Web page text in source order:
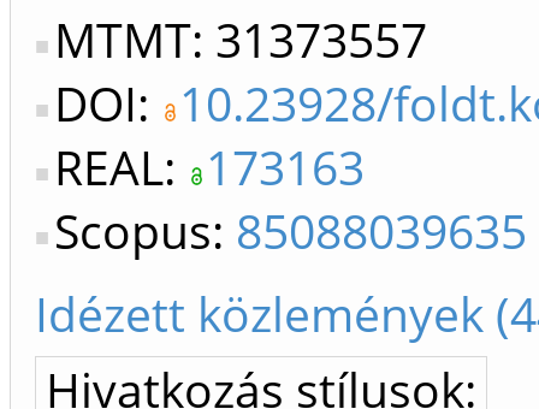
MTMT: 31373557
DOI: 10.23928/
REAL: 173163
Scopus: 85088039635
Idézett közlemények
Hivatkozás stílusok: